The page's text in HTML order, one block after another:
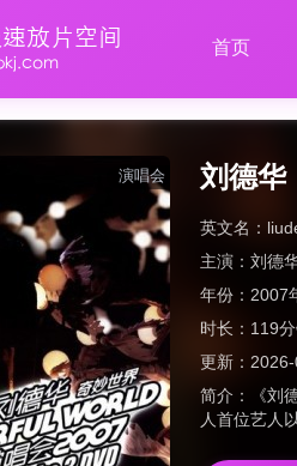
首页
演唱会 刘德华
英文名：
主演： 刘德
年份： 2007
时长： 119
更新：
简介：
《刘
人首位艺人